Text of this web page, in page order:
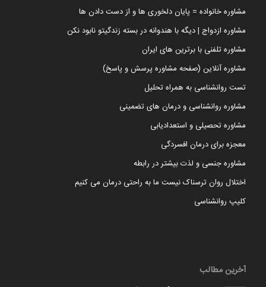
مشاوره خانواده = پایان دلخوری ها و از دست دادن ها
مشاوره ازدواج | دیگه با هندوانه در بسته زندگیتو نابود نکن
مشاوره تلفنی با برترین های ایران
مشاوره آنلاین (صفحه مشاوره پرسش و پاسخ)
تست روانشناسی به همراه تحلیل
مشاوره روانشناسی و درمان های تضمینی
مشاوره تحصیلی و استعدادیابی
معجزه برای درمان افسردگی
مشاوره جنسی و لذت بیشتر در رابطه
اختلال روان ترسناک نیست ما به راحتی درمان می کنیم
کلیپ روانشناسی
آخرین مطالب